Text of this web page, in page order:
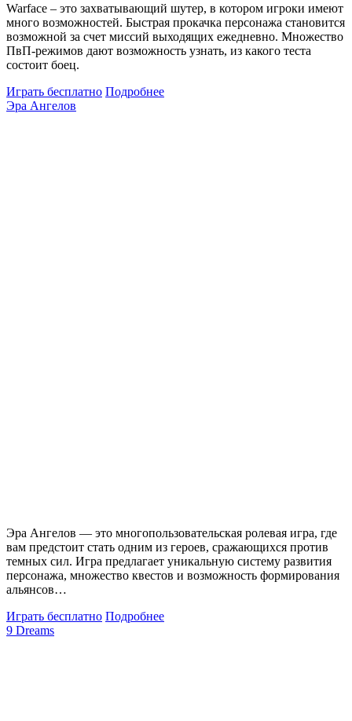
Warface – это захватывающий шутер, в котором игроки имеют
много возможностей. Быстрая прокачка персонажа становится
возможной за счет миссий выходящих ежедневно. Множество
ПвП-режимов дают возможность узнать, из какого теста
состоит боец.
Играть бесплатно Подробнее
Эра Ангелов
Эра Ангелов — это многопользовательская ролевая игра, где
вам предстоит стать одним из героев, сражающихся против
темных сил. Игра предлагает уникальную систему развития
персонажа, множество квестов и возможность формирования
альянсов…
Играть бесплатно Подробнее
9 Dreams